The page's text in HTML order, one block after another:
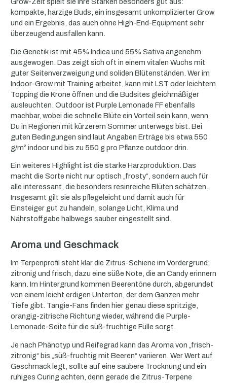
Grow-Zelt spielt sie ihre Stärken besonders gut aus:
kompakte, harzige Buds, ein insgesamt unkomplizierter Grow
und ein Ergebnis, das auch ohne High-End-Equipment sehr
überzeugend ausfallen kann.
Die Genetik ist mit 45% Indica und 55% Sativa angenehm
ausgewogen. Das zeigt sich oft in einem vitalen Wuchs mit
guter Seitenverzweigung und soliden Blütenständen. Wer im
Indoor-Grow mit Training arbeitet, kann mit LST oder leichtem
Topping die Krone öffnen und die Budsites gleichmäßiger
ausleuchten. Outdoor ist Purple Lemonade FF ebenfalls
machbar, wobei die schnelle Blüte ein Vorteil sein kann, wenn
Du in Regionen mit kürzerem Sommer unterwegs bist. Bei
guten Bedingungen sind laut Angaben Erträge bis etwa 550
g/m² indoor und bis zu 550 g pro Pflanze outdoor drin.
Ein weiteres Highlight ist die starke Harzproduktion. Das
macht die Sorte nicht nur optisch „frosty“, sondern auch für
alle interessant, die besonders resinreiche Blüten schätzen.
Insgesamt gilt sie als pflegeleicht und damit auch für
Einsteiger gut zu handeln, solange Licht, Klima und
Nährstoffgabe halbwegs sauber eingestellt sind.
Aroma und Geschmack
Im Terpenprofil steht klar die Zitrus-Schiene im Vordergrund:
zitronig und frisch, dazu eine süße Note, die an Candy erinnern
kann. Im Hintergrund kommen Beerentöne durch, abgerundet
von einem leicht erdigen Unterton, der dem Ganzen mehr
Tiefe gibt. Tangie-Fans finden hier genau diese spritzige,
orangig-zitrische Richtung wieder, während die Purple-
Lemonade-Seite für die süß-fruchtige Fülle sorgt.
Je nach Phänotyp und Reifegrad kann das Aroma von „frisch-
zitronig“ bis „süß-fruchtig mit Beeren“ variieren. Wer Wert auf
Geschmack legt, sollte auf eine saubere Trocknung und ein
ruhiges Curing achten, denn gerade die Zitrus-Terpene